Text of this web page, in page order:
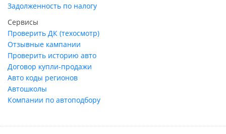
Задолженность по налогу
Сервисы
Проверить ДК (техосмотр)
Отзывные кампании
Проверить историю авто
Договор купли-продажи
Авто коды регионов
Автошколы
Компании по автоподбору